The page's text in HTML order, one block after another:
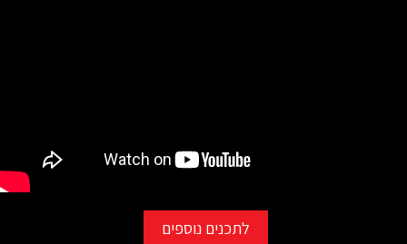
לתכנים נוספים